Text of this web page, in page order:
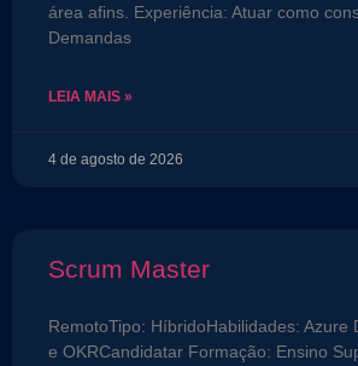
área afins. Experiência: Atuar como
Demandas
LEIA MAIS »
4 de agosto de 2026
Scrum Master
RemotoTipo: HíbridoHabilidades: Azure
e OKRCandidatar Formação: Ensino